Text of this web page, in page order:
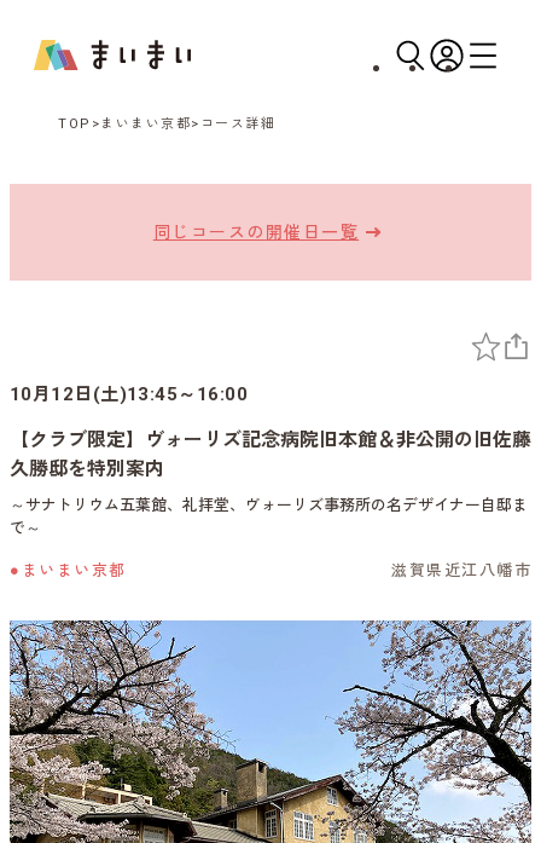
TOP まいまい京都 コース詳細
同じコースの開催日一覧
10月12日(土)13:45～16:00
【クラブ限定】ヴォーリズ記念病院旧本館＆非公開の旧佐藤
久勝邸を特別案内
～サナトリウム五葉館、礼拝堂、ヴォーリズ事務所の名デザイナー自邸ま
で～
●まいまい京都 滋賀県近江八幡市